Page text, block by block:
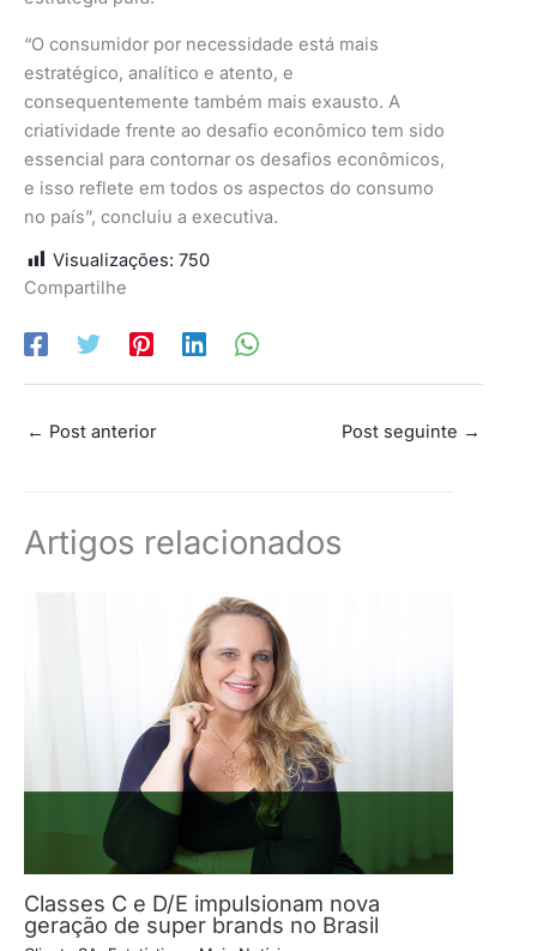
“O consumidor por necessidade está mais
estratégico, analítico e atento, e
consequentemente também mais exausto. A
criatividade frente ao desafio econômico tem sido
essencial para contornar os desafios econômicos,
e isso reflete em todos os aspectos do consumo
no país”, concluiu a executiva.
Visualizações: 750
Compartilhe
← Post anterior Post seguinte →
Artigos relacionados
Classes C e D/E impulsionam nova
geração de super brands no Brasil